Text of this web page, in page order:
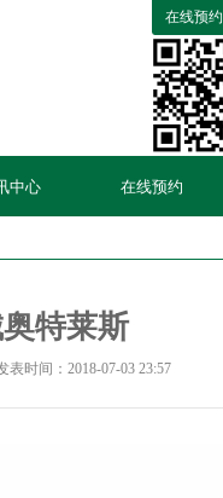
在线预约
中心 在线预约
特莱斯
表时间：2018-07-03 23:57